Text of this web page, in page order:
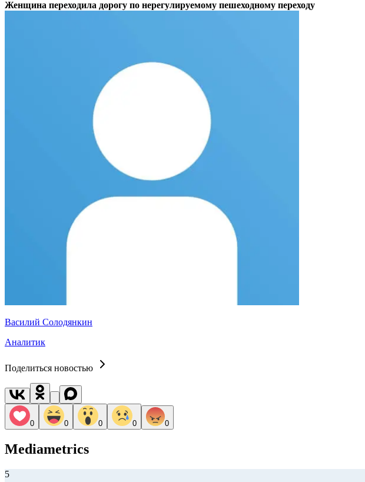
Женщина переходила дорогу по нерегулируемому пешеходному переходу
Василий Солодянкин
Аналитик
Поделиться новостью
0 0 0 0 0
Mediametrics
5